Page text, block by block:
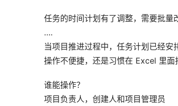
任务的时间计划有了调整，需要批量
….
当项目推进过程中，任务计划已经
操作不便捷，还是习惯在 Excel 里面
谁能操作？
项目负责人，创建人和项目管理员